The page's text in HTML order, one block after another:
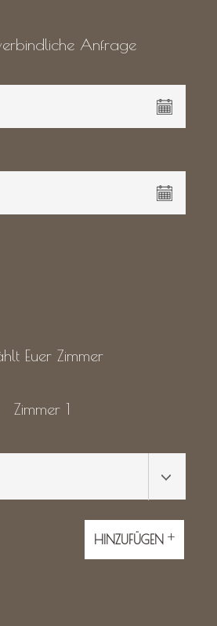
Anfrage
Euer Zimmer
Zimmer 1
HINZUFÜGEN +